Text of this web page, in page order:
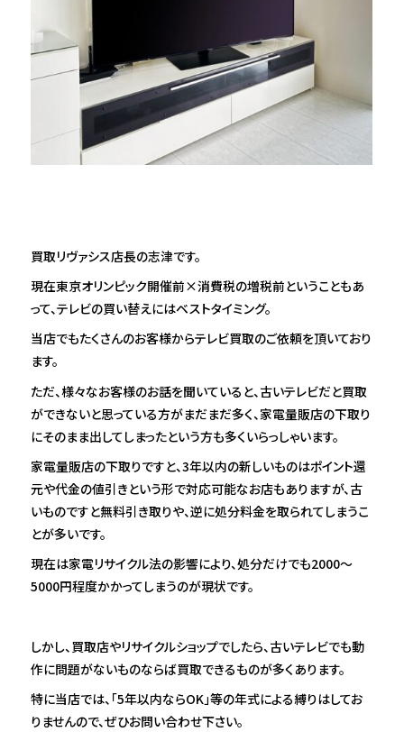
買取リヴァシス店長の志津です。
現在東京オリンピック開催前×消費税の増税前ということもあ
って、テレビの買い替えにはベストタイミング。
当店でもたくさんのお客様からテレビ買取のご依頼を頂いており
ます。
ただ、様々なお客様のお話を聞いていると、古いテレビだと買取
ができないと思っている方がまだまだ多く、家電量販店の下取り
にそのまま出してしまったという方も多くいらっしゃいます。
家電量販店の下取りですと、3年以内の新しいものはポイント還
元や代金の値引きという形で対応可能なお店もありますが、古
いものですと無料引き取りや、逆に処分料金を取られてしまうこ
とが多いです。
現在は家電リサイクル法の影響により、処分だけでも2000～
5000円程度かかってしまうのが現状です。
しかし、買取店やリサイクルショップでしたら、古いテレビでも動
作に問題がないものならば買取できるものが多くあります。
特に当店では、「5年以内ならOK」等の年式による縛りはしてお
りませんので、ぜひお問い合わせ下さい。